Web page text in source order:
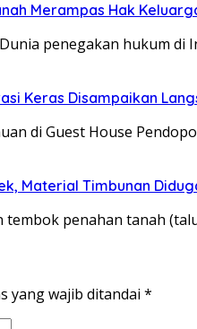
Merampas Hak
Dunia penegakan hukum
Keras Disampaikan
di Guest House
Material Timbunan
tembok penahan tanah
yang wajib ditandai *